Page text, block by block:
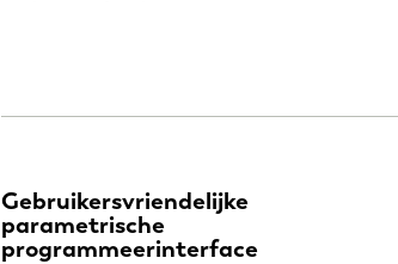
Gebruikersvriendelijke
parametrische
programmeerinterface